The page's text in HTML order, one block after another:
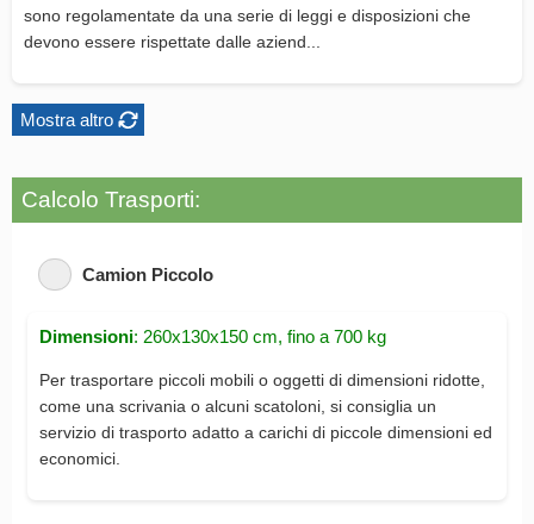
sono regolamentate da una serie di leggi e disposizioni che
devono essere rispettate dalle aziend...
Mostra altro
Calcolo Trasporti:
Camion Piccolo
Dimensioni: 260x130x150 cm, fino a 700 kg
Per trasportare piccoli mobili o oggetti di dimensioni ridotte,
come una scrivania o alcuni scatoloni, si consiglia un
servizio di trasporto adatto a carichi di piccole dimensioni ed
economici.